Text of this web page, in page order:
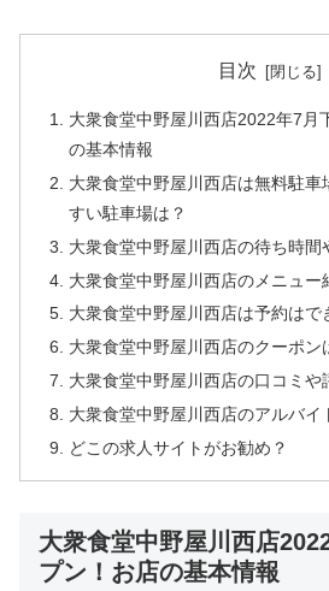
目次
大衆食堂中野屋川西店2022年7月
の基本情報
大衆食堂中野屋川西店は無料駐車
すい駐車場は？
大衆食堂中野屋川西店の待ち時間
大衆食堂中野屋川西店のメニュー
大衆食堂中野屋川西店は予約はで
大衆食堂中野屋川西店のクーポン
大衆食堂中野屋川西店の口コミや
大衆食堂中野屋川西店のアルバイ
どこの求人サイトがお勧め？
大衆食堂中野屋川西店
プン！お店の基本情報